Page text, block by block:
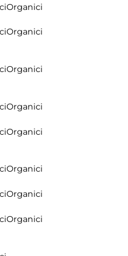
Organici
Organici
Organici
Organici
Organici
Organici
Organici
Organici